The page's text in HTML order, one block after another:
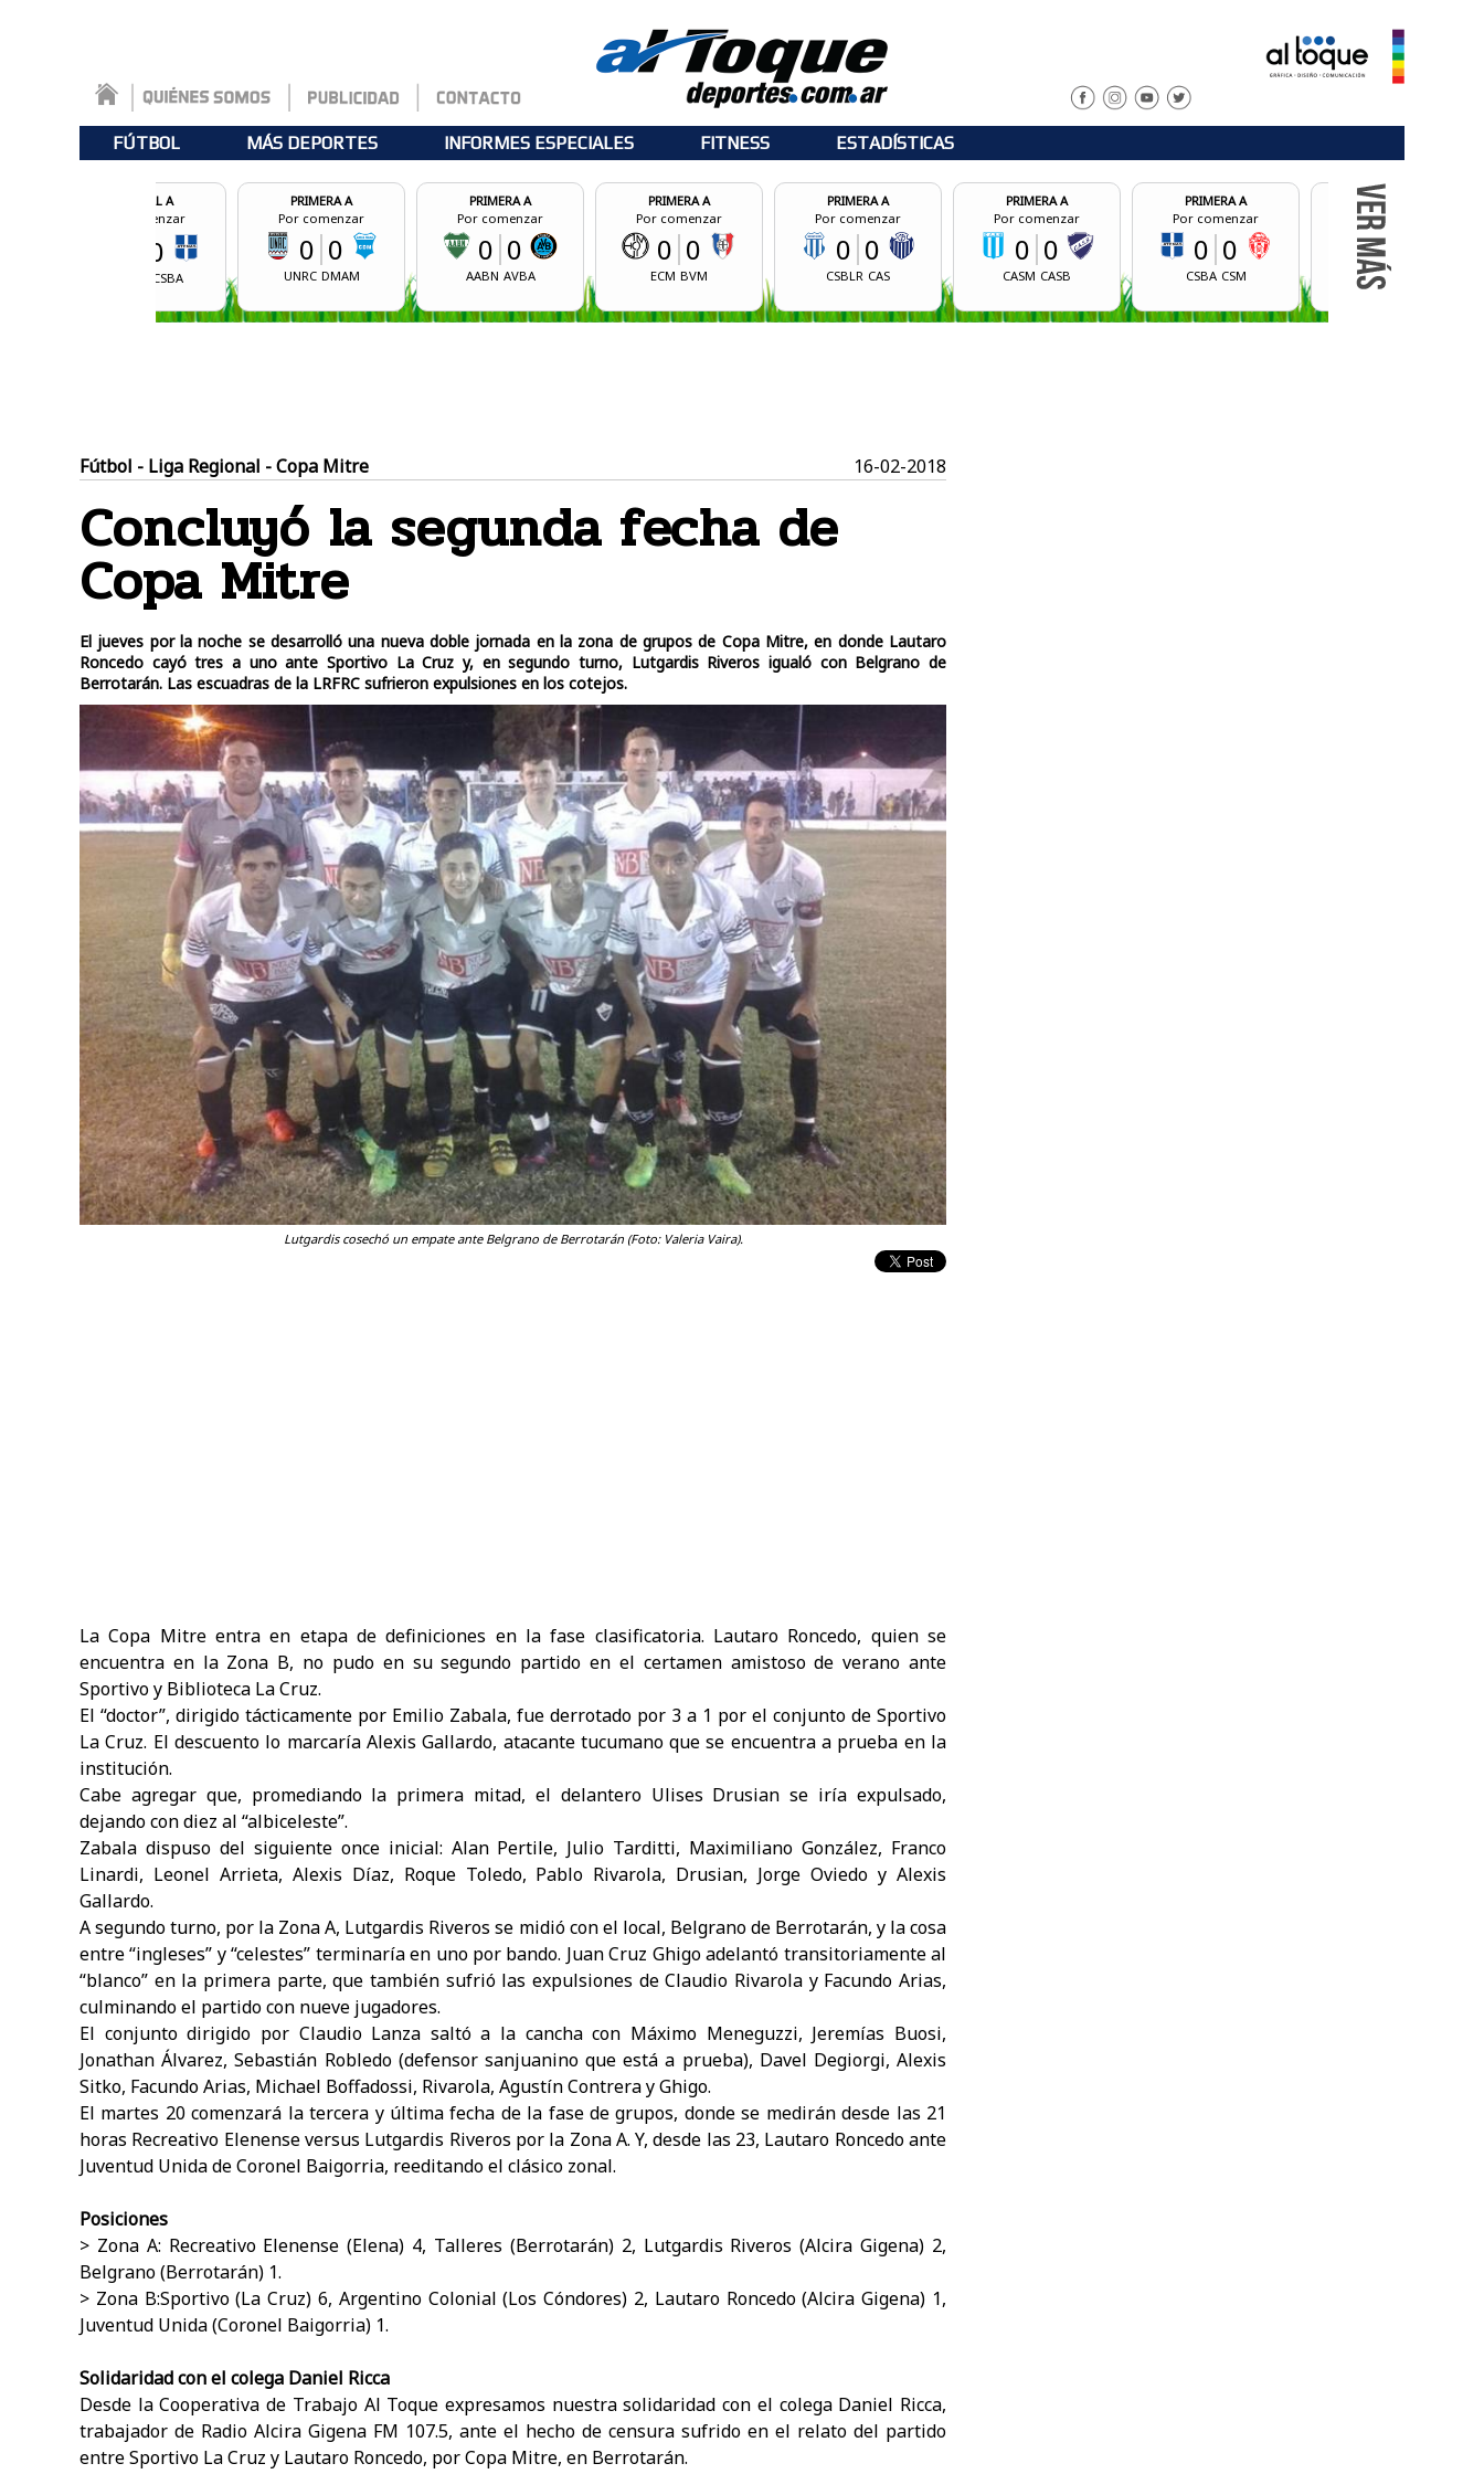
FÚTBOL MÁS DEPORTES INFORMES ESPECIALES FITNESS ESTADÍSTICAS
PRIMERA A
Por comenzar
0
UNRC DMAM
PRIMERA A
Por comenzar
0
AABN AVBA
PRIMERA A
Por comenzar
0
BVM
PRIMERA A
Por comenzar
0
CAS
PRIMERA A
Por comenzar
0
CASM CASB
PRIMERA A
Por comenzar
0
CSBA CSM
PRIMERA A
Por comenzar
0
BCM CALR
Fútbol - Liga Regional - Copa Mitre 16-02-2018
Concluyó la segunda fecha de
Copa Mitre
El jueves por la noche se desarrolló una nueva doble jornada en la zona de grupos de Copa Mitre, en donde Lautaro
Roncedo cayó tres a uno ante Sportivo La Cruz y, en segundo turno, Lutgardis Riveros igualó con Belgrano de
Berrotarán. Las escuadras de la LRFRC sufrieron expulsiones en los cotejos.
Lutgardis cosechó un empate ante Belgrano de Berrotarán (Foto: Valeria Vaira).
La Copa Mitre entra en etapa de definiciones en la fase clasificatoria. Lautaro Roncedo, quien se
encuentra en la Zona B, no pudo en su segundo partido en el certamen amistoso de verano ante
Sportivo y Biblioteca La Cruz.
El “doctor”, dirigido tácticamente por Emilio Zabala, fue derrotado por 3 a 1 por el conjunto de Sportivo
La Cruz. El descuento lo marcaría Alexis Gallardo, atacante tucumano que se encuentra a prueba en la
institución.
Cabe agregar que, promediando la primera mitad, el delantero Ulises Drusian se iría expulsado,
dejando con diez al “albiceleste”.
Zabala dispuso del siguiente once inicial: Alan Pertile, Julio Tarditti, Maximiliano González, Franco
Linardi, Leonel Arrieta, Alexis Díaz, Roque Toledo, Pablo Rivarola, Drusian, Jorge Oviedo y Alexis
Gallardo.
A segundo turno, por la Zona A, Lutgardis Riveros se midió con el local, Belgrano de Berrotarán, y la cosa
entre “ingleses” y “celestes” terminaría en uno por bando. Juan Cruz Ghigo adelantó transitoriamente al
“blanco” en la primera parte, que también sufrió las expulsiones de Claudio Rivarola y Facundo Arias,
culminando el partido con nueve jugadores.
El conjunto dirigido por Claudio Lanza saltó a la cancha con Máximo Meneguzzi, Jeremías Buosi,
Jonathan Álvarez, Sebastián Robledo (defensor sanjuanino que está a prueba), Davel Degiorgi, Alexis
Sitko, Facundo Arias, Michael Boffadossi, Rivarola, Agustín Contrera y Ghigo.
El martes 20 comenzará la tercera y última fecha de la fase de grupos, donde se medirán desde las 21
horas Recreativo Elenense versus Lutgardis Riveros por la Zona A. Y, desde las 23, Lautaro Roncedo ante
Juventud Unida de Coronel Baigorria, reeditando el clásico zonal.
Posiciones
> Zona A: Recreativo Elenense (Elena) 4, Talleres (Berrotarán) 2, Lutgardis Riveros (Alcira Gigena) 2,
Belgrano (Berrotarán) 1.
> Zona B:Sportivo (La Cruz) 6, Argentino Colonial (Los Cóndores) 2, Lautaro Roncedo (Alcira Gigena) 1,
Juventud Unida (Coronel Baigorria) 1.
Solidaridad con el colega Daniel Ricca
Desde la Cooperativa de Trabajo Al Toque expresamos nuestra solidaridad con el colega Daniel Ricca,
trabajador de Radio Alcira Gigena FM 107.5, ante el hecho de censura sufrido en el relato del partido
entre Sportivo La Cruz y Lautaro Roncedo, por Copa Mitre, en Berrotarán.